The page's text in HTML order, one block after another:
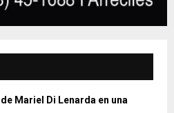
Mariel Di Lenarda en una